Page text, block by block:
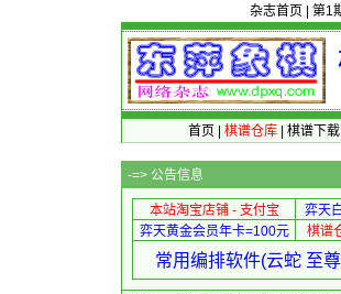
杂志首页 第1
首页 棋谱仓库| 棋谱下载|
-=> 公告信息
本站淘宝店铺 - 支付宝 弈天
弈天黄金会员年卡=100元
棋谱
常用编排软件(云蛇 至